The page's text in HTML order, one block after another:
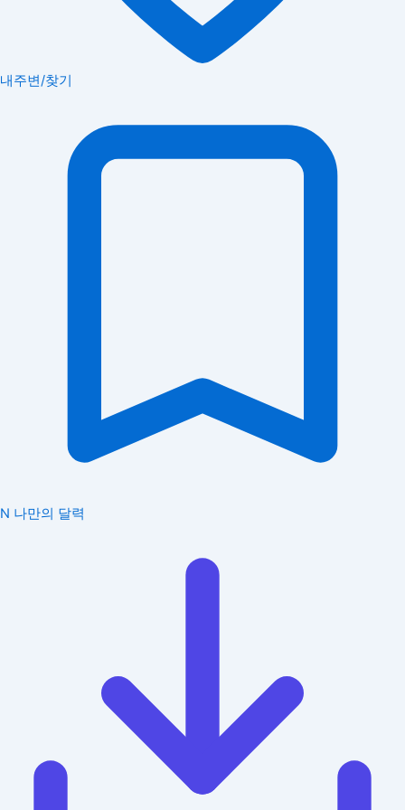
내주변/찾기
N 나만의 달력